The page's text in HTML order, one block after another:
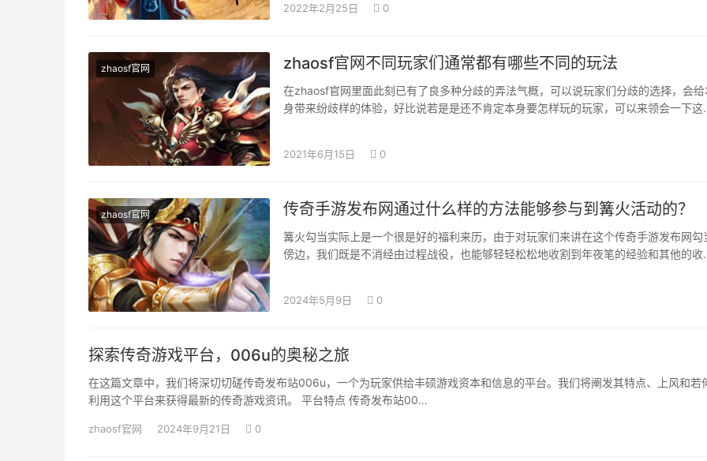
2022年2月25日 0
zhaosf官网 zhaosf官网不同玩家们通常都有哪些不同的玩法
在zhaosf官网里面此刻已有了良多种分歧的弄法气概，可以说玩家们分歧的选择，会给
身带来纷歧样的体验，好比说若是是还不肯定本身要怎样玩的玩家，可以来领会一下这
2021年6月15日 0
zhaosf官网 传奇手游发布网通过什么样的方法能够参与到篝火活动的？
篝火勾当实际上是一个很是好的福利来历，由于对玩家们来讲在这个传奇手游发布网勾
傍边，我们既是不消经由过程战役，也能够轻轻松松地收割到年夜笔的经验和其他的收
2024年5月9日 0
探索传奇游戏平台，006u的奥秘之旅
在这篇文章中，我们将深切切磋传奇发布站006u，一个为玩家供给丰硕游戏资本和信息的平台。我们将阐发其特点、上风和若
利用这个平台来获得最新的传奇游戏资讯。 平台特点 传奇发布站00…
zhaosf官网 2024年9月21日 0